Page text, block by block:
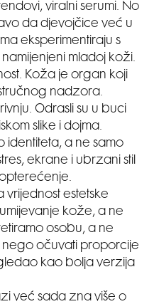
viralni serumi. No
da djevojčice već u
eksperimentiraju s
namijenjeni mladoj koži.
Koža je organ koji
nadzora.
Odrasli su u buci
slike i dojma.
identiteta, a ne samo
ekrane i ubrzani stil
vrijednost estetske
kože, a ne
osobu, a ne
nego očuvati proporcije
kao bolja verzija
već sada zna više o